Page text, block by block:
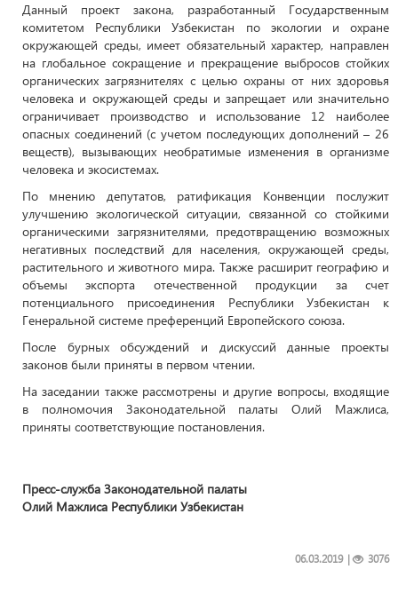
Данный проект закона, разработанный Государственным
комитетом Республики Узбекистан по экологии и охране
окружающей среды, имеет обязательный характер, направлен
на глобальное сокращение и прекращение выбросов стойких
органических загрязнителях с целью охраны от них здоровья
человека и окружающей среды и запрещает или значительно
ограничивает производство и использование 12 наиболее
опасных соединений (с учетом последующих дополнений – 26
веществ), вызывающих необратимые изменения в организме
человека и экосистемах.
По мнению депутатов, ратификация Конвенции послужит
улучшению экологической ситуации, связанной со стойкими
органическими загрязнителями, предотвращению возможных
негативных последствий для населения, окружающей среды,
растительного и животного мира. Также расширит географию и
объемы экспорта отечественной продукции за счет
потенциального присоединения Республики Узбекистан к
Генеральной системе преференций Европейского союза.
После бурных обсуждений и дискуссий данные проекты
законов были приняты в первом чтении.
На заседании также рассмотрены и другие вопросы, входящие
в полномочия Законодательной палаты Олий Мажлиса,
приняты соответствующие постановления.
Пресс-служба Законодательной палаты
Олий Мажлиса Республики Узбекистан
| 3076
06.03.2019